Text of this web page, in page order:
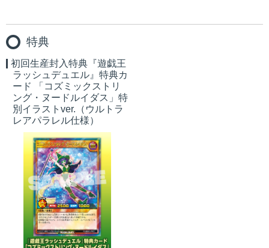
特典
初回生産封入特典『遊戯王
ラッシュデュエル』特典カ
ード 「コズミックストリ
ング・ヌードルイダス」特
別イラストver.（ウルトラ
レアパラレル仕様）